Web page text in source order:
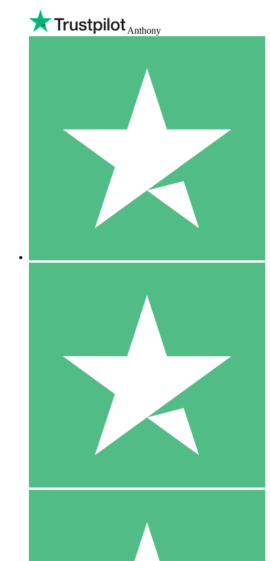
Anthony